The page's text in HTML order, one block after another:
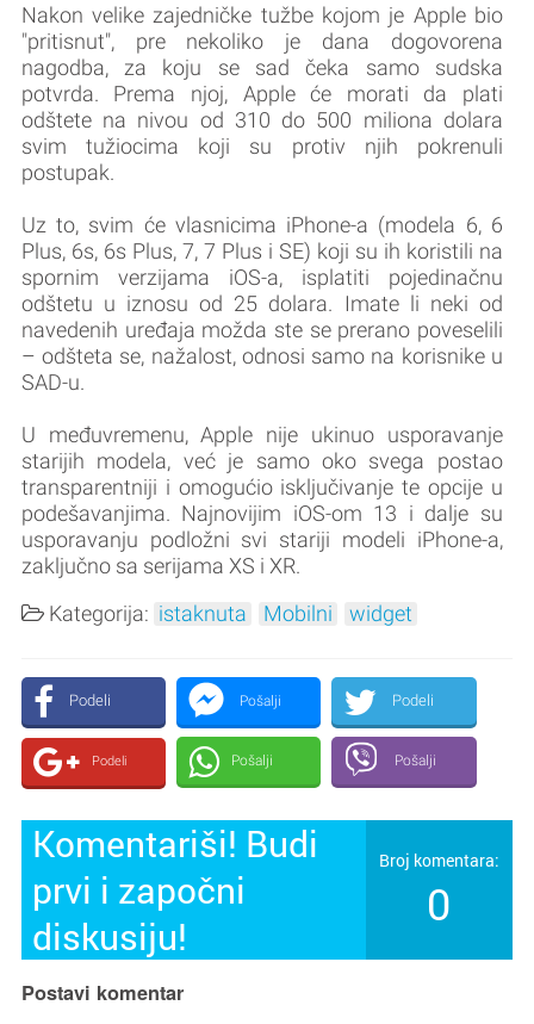
Nakon velike zajedničke tužbe kojom je Apple bio
"pritisnut", pre nekoliko je dana dogovorena
nagodba, za koju se sad čeka samo sudska
potvrda. Prema njoj, Apple će morati da plati
odštete na nivou od 310 do 500 miliona dolara
svim tužiocima koji su protiv njih pokrenuli
postupak.
Uz to, svim će vlasnicima iPhone-a (modela 6, 6
Plus, 6s, 6s Plus, 7, 7 Plus i SE) koji su ih koristili na
spornim verzijama iOS-a, isplatiti pojedinačnu
odštetu u iznosu od 25 dolara. Imate li neki od
navedenih uređaja možda ste se prerano poveselili
– odšteta se, nažalost, odnosi samo na korisnike u
SAD-u.
U međuvremenu, Apple nije ukinuo usporavanje
starijih modela, već je samo oko svega postao
transparentniji i omogućio isključivanje te opcije u
podešavanjima. Najnovijim iOS-om 13 i dalje su
usporavanju podložni svi stariji modeli iPhone-a,
zaključno sa serijama XS i XR.
Kategorija: istaknuta Mobilni widget
Podeli Pošalji Podeli
Podeli Pošalji Pošalji
Komentariši! Budi
prvi i započni
diskusiju!
Broj komentara:
0
Postavi komentar